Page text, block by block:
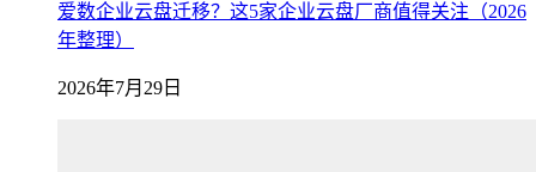
爱数企业云盘迁移？这5家企业云盘厂商值得关注（2026
年整理）
2026年7月29日